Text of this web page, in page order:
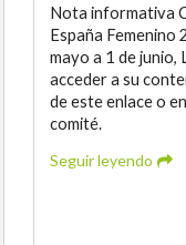
Nota informativa
España Femenino
mayo a 1 de
acceder a su
de este enlace o
comité.
Seguir leyendo